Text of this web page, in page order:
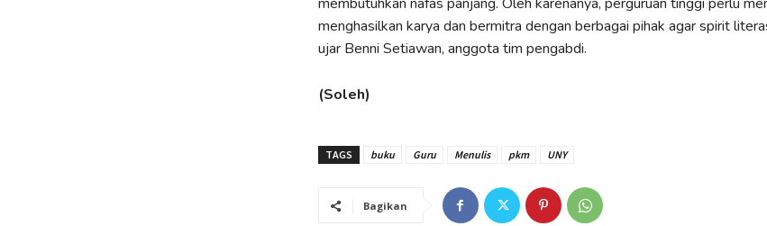
menghasilkan karya dan bermitra dengan berbagai pihak agar spirit
ujar Benni Setiawan, anggota tim pengabdi.
(Soleh)
TAGS buku Guru Menulis pkm UNY
Bagikan